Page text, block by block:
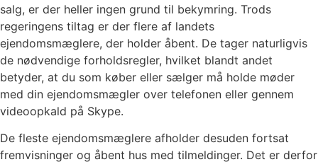
salg, er der heller ingen grund til bekymring. Trods
regeringens tiltag er der flere af landets
ejendomsmæglere, der holder åbent. De tager naturligvis
de nødvendige forholdsregler, hvilket blandt andet
betyder, at du som køber eller sælger må holde møder
med din ejendomsmægler over telefonen eller gennem
videoopkald på Skype.
De fleste ejendomsmæglere afholder desuden fortsat
fremvisninger og åbent hus med tilmeldinger. Det er derfor